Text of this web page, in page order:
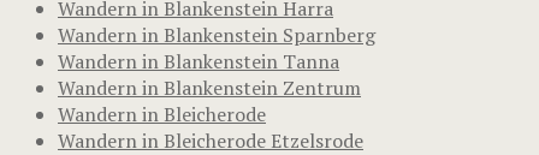
Wandern in Blankenstein Harra
Wandern in Blankenstein Sparnberg
Wandern in Blankenstein Tanna
Wandern in Blankenstein Zentrum
Wandern in Bleicherode
Wandern in Bleicherode Etzelsrode